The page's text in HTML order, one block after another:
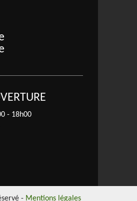
- 18h00
- Mentions légales